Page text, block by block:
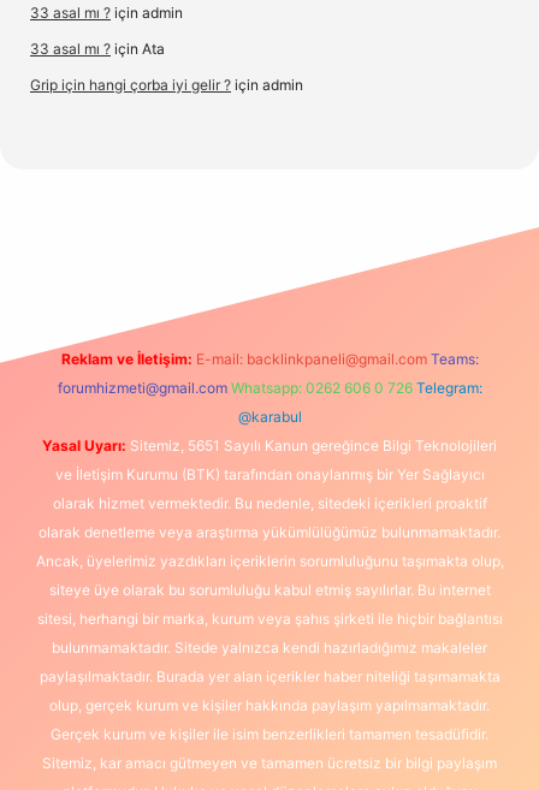
33 asal mı ? için admin
33 asal mı ? için Ata
Grip için hangi çorba iyi gelir ? için admin
Reklam ve İletişim: E-mail: backlinkpaneli@gmail.com Teams:
forumhizmeti@gmail.com Whatsapp: 0262 606 0 726 Telegram:
@karabul
Yasal Uyarı: Sitemiz, 5651 Sayılı Kanun gereğince Bilgi Teknolojileri
ve İletişim Kurumu (BTK) tarafından onaylanmış bir Yer Sağlayıcı
olarak hizmet vermektedir. Bu nedenle, sitedeki içerikleri proaktif
olarak denetleme veya araştırma yükümlülüğümüz bulunmamaktadır.
Ancak, üyelerimiz yazdıkları içeriklerin sorumluluğunu taşımakta olup,
siteye üye olarak bu sorumluluğu kabul etmiş sayılırlar. Bu internet
sitesi, herhangi bir marka, kurum veya şahıs şirketi ile hiçbir bağlantısı
bulunmamaktadır. Sitede yalnızca kendi hazırladığımız makaleler
paylaşılmaktadır. Burada yer alan içerikler haber niteliği taşımamakta
olup, gerçek kurum ve kişiler hakkında paylaşım yapılmamaktadır.
Gerçek kurum ve kişiler ile isim benzerlikleri tamamen tesadüfidir.
Sitemiz, kar amacı gütmeyen ve tamamen ücretsiz bir bilgi paylaşım